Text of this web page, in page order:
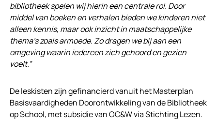
bibliotheek spelen wij hierin een centrale rol. Door
middel van boeken en verhalen bieden we kinderen niet
alleen kennis, maar ook inzicht in maatschappelijke
thema’s zoals armoede. Zo dragen we bij aan een
omgeving waarin iedereen zich gehoord en gezien
voelt.”
De leskisten zijn gefinancierd vanuit het Masterplan
Basisvaardigheden Doorontwikkeling van de Bibliotheek
op School, met subsidie van OC&W via Stichting Lezen.